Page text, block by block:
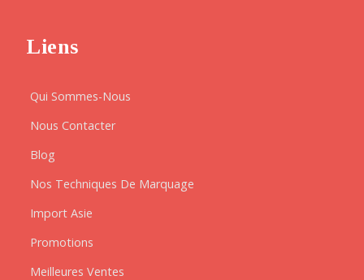
Liens
Qui Sommes-Nous
Nous Contacter
Blog
Nos Techniques De Marquage
Import Asie
Promotions
Meilleures Ventes